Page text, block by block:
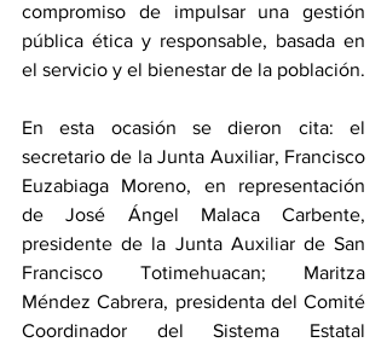
compromiso de impulsar una gestión
pública ética y responsable, basada en
el servicio y el bienestar de la población.
En esta ocasión se dieron cita: el
secretario de la Junta Auxiliar, Francisco
Euzabiaga Moreno, en representación
de José Ángel Malaca Carbente,
presidente de la Junta Auxiliar de San
Francisco Totimehuacan; Maritza
Méndez Cabrera, presidenta del Comité
Coordinador del Sistema Estatal